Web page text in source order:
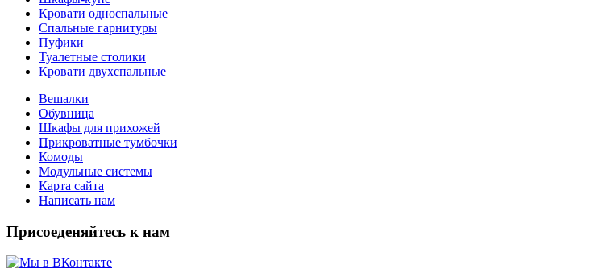
Кровати односпальные
Спальные гарнитуры
Пуфики
Туалетные столики
Кровати двухспальные
Вешалки
Обувница
Шкафы для прихожей
Прикроватные тумбочки
Комоды
Модульные системы
Карта сайта
Написать нам
Присоеденяйтесь к нам